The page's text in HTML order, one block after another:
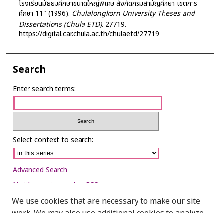
โรงเรียนมัธยมศึกษาขนาดใหญ่พิเศษ สังกัดกรมสามัญศึกษา เขตการ
ศึกษา 11" (1996). Chulalongkorn University Theses and
Dissertations (Chula ETD). 27719.
https://digital.car.chula.ac.th/chulaetd/27719
Search
Enter search terms:
Select context to search:
Advanced Search
Notify me via email orRSS
Browse
We use cookies that are necessary to make our site